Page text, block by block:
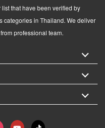
that have been verified by
categories in Thailand. We deliver
professional team.